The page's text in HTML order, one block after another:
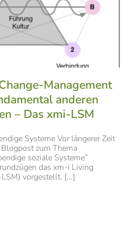
Management
anderen
– Das xmi-LSM
Systeme Vor längerer Zeit
zum Thema
soziale Systeme”
das xm-i Living
vorgestellt. [...]